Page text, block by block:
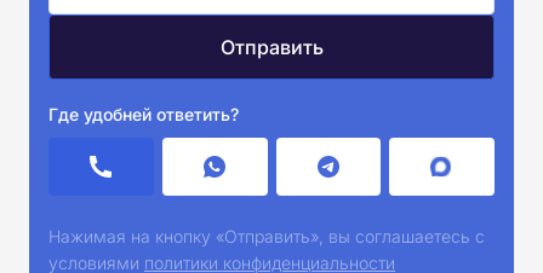
Где удобней ответить?
Нажимая на кнопку «Отправить», вы соглашаетесь с
условиями политики конфиденциальности